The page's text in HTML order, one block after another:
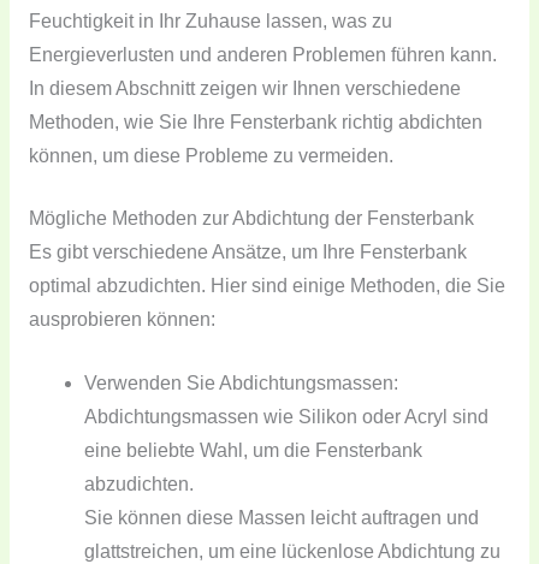
Feuchtigkeit in Ihr Zuhause lassen, was zu
Energieverlusten und anderen Problemen führen kann.
In diesem Abschnitt zeigen wir Ihnen verschiedene
Methoden, wie Sie Ihre Fensterbank richtig abdichten
können, um diese Probleme zu vermeiden.
Mögliche Methoden zur Abdichtung der Fensterbank
Es gibt verschiedene Ansätze, um Ihre Fensterbank
optimal abzudichten. Hier sind einige Methoden, die Sie
ausprobieren können:
Verwenden Sie Abdichtungsmassen:
Abdichtungsmassen wie Silikon oder Acryl sind
eine beliebte Wahl, um die Fensterbank
abzudichten.
Sie können diese Massen leicht auftragen und
glattstreichen, um eine lückenlose Abdichtung zu